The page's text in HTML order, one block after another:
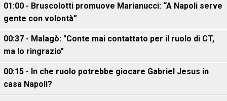
01:00 - Bruscolotti promuove Marianucci: “A Napoli serve
gente con volontà”
00:37 - Malagò: "Conte mai contattato per il ruolo di CT,
ma lo ringrazio"
00:15 - In che ruolo potrebbe giocare Gabriel Jesus in
casa Napoli?